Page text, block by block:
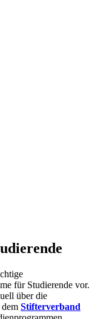
für Studierende vor.
über die
dem Stifterverband